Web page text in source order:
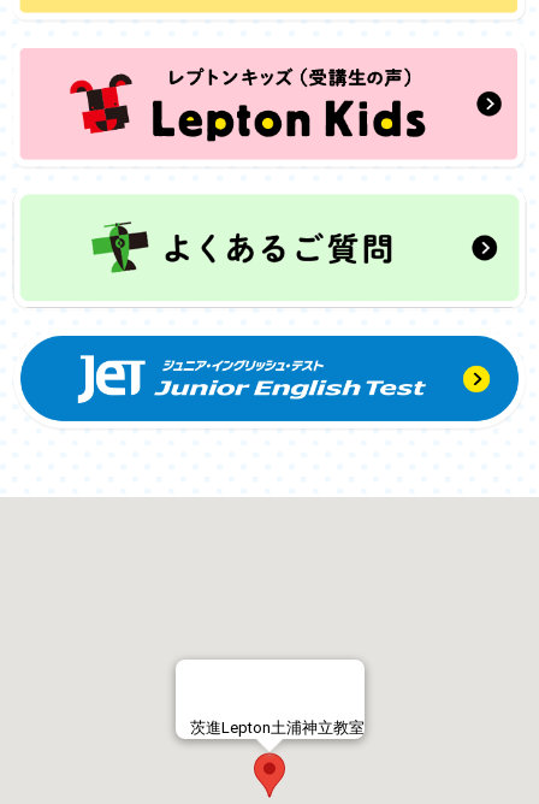
茨進Lepton土浦神立教室